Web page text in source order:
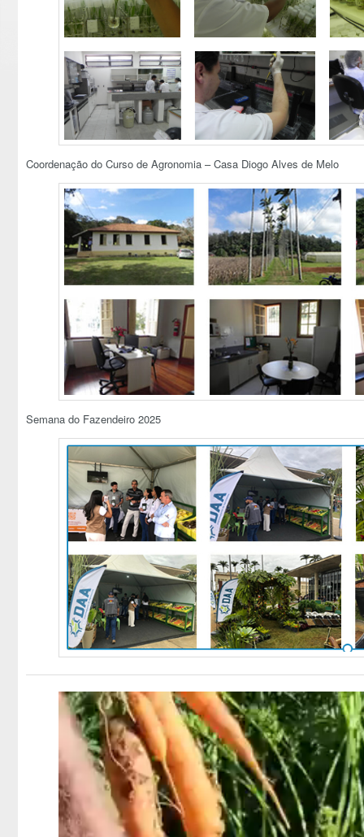
Coordenação do Curso de Agronomia – Casa Diogo Alves de Melo
Semana do Fazendeiro 2025